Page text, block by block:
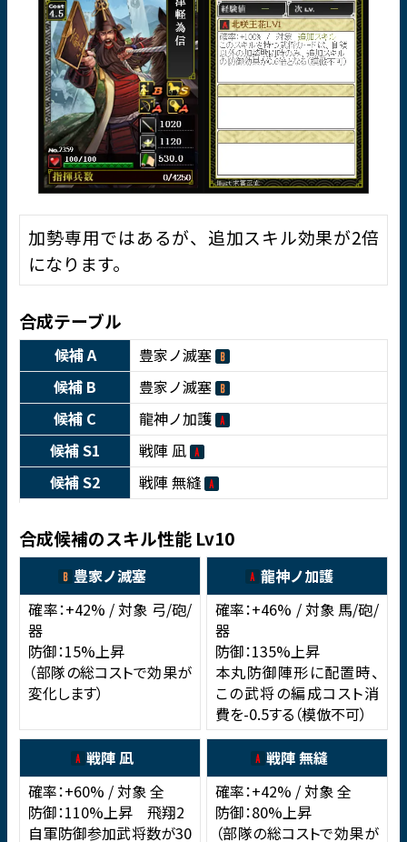
加勢専用ではあるが、追加スキル効果が2倍
になります。
合成テーブル
候補 A
候補 B
候補 C
候補 S1
候補 S2
豊家ノ滅塞
豊家ノ滅塞
龍神ノ加護
戦陣 凪
戦陣 無縫
合成候補のスキル性能 Lv10
豊家ノ滅塞
確率：+42% / 対象 弓/砲/
器
防御：15%上昇
（部隊の総コストで効果が
変化します）
龍神ノ加護
確率：+46% / 対象 馬/砲/
器
防御：135%上昇
本丸防御陣形に配置時、
この武将の編成コスト消
費を-0.5する（模倣不可）
戦陣 凪
確率：+60% / 対象 全
防御：110%上昇 飛翔2
自軍防御参加武将数が30
戦陣 無縫
確率：+42% / 対象 全
防御：80%上昇
（部隊の総コストで効果が